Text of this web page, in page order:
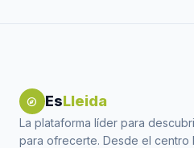
explore EsLleida
La plataforma líder para
para ofrecerte. Desde el centro